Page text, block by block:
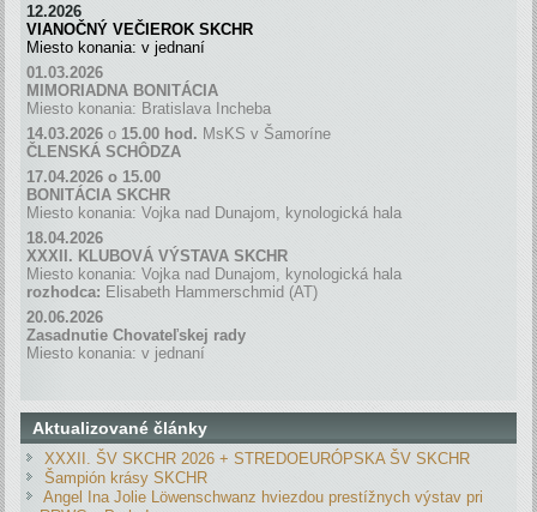
12.2026
VIANOČNÝ VEČIEROK SKCHR
Miesto konania: v jednaní
01.03.2026
MIMORIADNA BONITÁCIA
Miesto konania: Bratislava Incheba
14.03.2026 o 15.00 hod. MsKS v Šamoríne
ČLENSKÁ SCHÔDZA
17.04.2026 o 15.00
BONITÁCIA SKCHR
Miesto konania: Vojka nad Dunajom, kynologická hala
18.04.2026
XXXII. KLUBOVÁ VÝSTAVA SKCHR
Miesto konania: Vojka nad Dunajom, kynologická hala
rozhodca: Elisabeth Hammerschmid (AT)
20.06.2026
Zasadnutie Chovateľskej rady
Miesto konania: v jednaní
Aktualizované články
XXXII. ŠV SKCHR 2026 + STREDOEURÓPSKA ŠV SKCHR
Šampión krásy SKCHR
Angel Ina Jolie Löwenschwanz hviezdou prestížnych výstav pri